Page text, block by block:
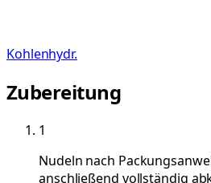
Kohlenhydr.
Zubereitung
1
Nudeln nach
anschließend vollständig